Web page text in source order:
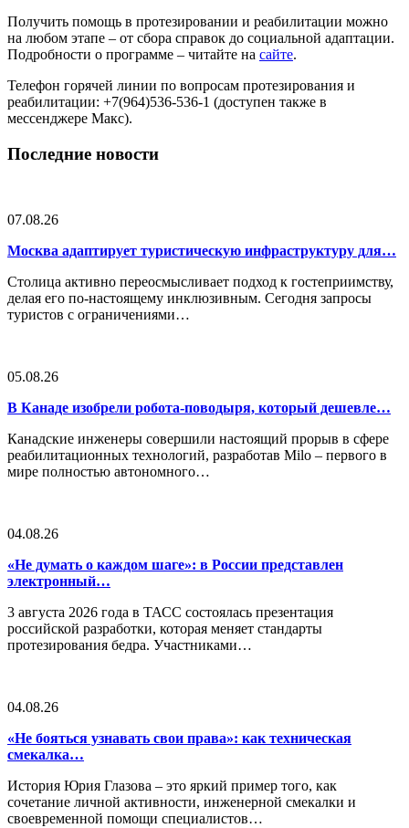
Получить помощь в протезировании и реабилитации можно
на любом этапе – от сбора справок до социальной адаптации.
Подробности о программе – читайте на сайте.
Телефон горячей линии по вопросам протезирования и
реабилитации: +7(964)536-536-1 (доступен также в
мессенджере Макс).
Последние новости
07.08.26
Москва адаптирует туристическую инфраструктуру для…
Столица активно переосмысливает подход к гостеприимству,
делая его по-настоящему инклюзивным. Сегодня запросы
туристов с ограничениями…
05.08.26
В Канаде изобрели робота-поводыря, который дешевле…
Канадские инженеры совершили настоящий прорыв в сфере
реабилитационных технологий, разработав Milo – первого в
мире полностью автономного…
04.08.26
«Не думать о каждом шаге»: в России представлен
электронный…
3 августа 2026 года в ТАСС состоялась презентация
российской разработки, которая меняет стандарты
протезирования бедра. Участниками…
04.08.26
«Не бояться узнавать свои права»: как техническая
смекалка…
История Юрия Глазова – это яркий пример того, как
сочетание личной активности, инженерной смекалки и
своевременной помощи специалистов…